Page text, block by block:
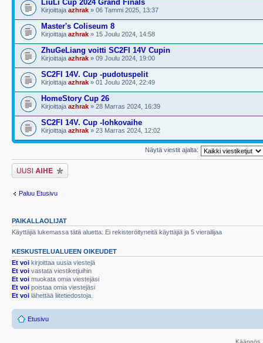
LiuLi Cup 2024 Grand Finals
Kirjoittaja azhrak » 06 Tammi 2025, 13:37
Master's Coliseum 8
Kirjoittaja azhrak » 15 Joulu 2024, 14:58
ZhuGeLiang voitti SC2FI 14V Cupin
Kirjoittaja azhrak » 09 Joulu 2024, 19:00
SC2FI 14V. Cup -pudotuspelit
Kirjoittaja azhrak » 01 Joulu 2024, 22:49
HomeStory Cup 26
Kirjoittaja azhrak » 28 Marras 2024, 16:39
SC2FI 14V. Cup -lohkovaihe
Kirjoittaja azhrak » 23 Marras 2024, 12:02
Näytä viestit ajalta:
Lähetä uusi viesti
Paluu Etusivu
PAIKALLAOLIJAT
Käyttäjiä lukemassa tätä aluetta: Ei rekisteröityneitä käyttäjiä ja 5 vierailijaa
KESKUSTELUALUEEN OIKEUDET
Et voi kirjoittaa uusia viestejä
Et voi vastata viestiketjuihin
Et voi muokata omia viestejäsi
Et voi poistaa omia viestejäsi
Et voi lähettää liitetiedostoja.
Etusivu